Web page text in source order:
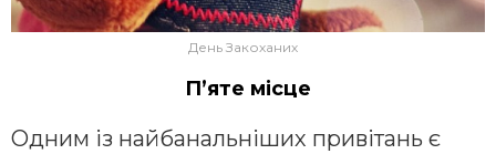
День Закоханих
П’яте місце
Одним із найбанальніших привітань є